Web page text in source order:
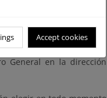
de Costas, sita en el
General en la dirección
Accept cookies